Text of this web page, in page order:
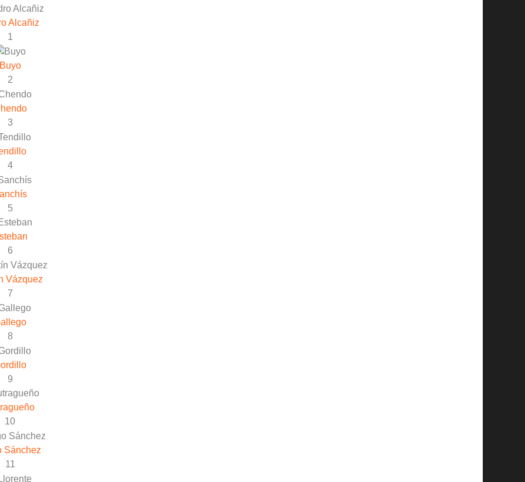
Alcañiz
1
Buyo
2
3
4
5
6
Vázquez
7
8
9
10
Sánchez
11